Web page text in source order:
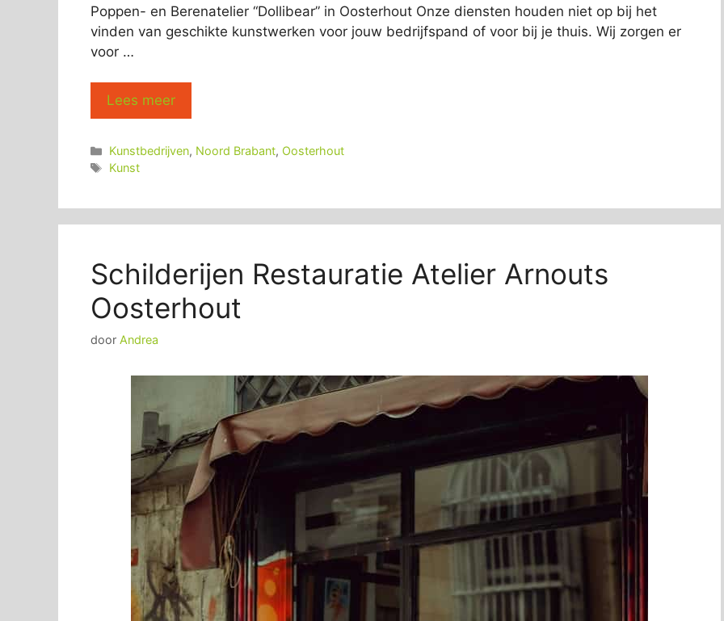
Poppen- en Berenatelier “Dollibear” in Oosterhout Onze diensten houden niet op bij het
vinden van geschikte kunstwerken voor jouw bedrijfspand of voor bij je thuis. Wij zorgen er
voor …
Lees meer
Categorieën
Kunstbedrijven, Noord Brabant, Oosterhout
Tags
Kunst
Schilderijen Restauratie Atelier Arnouts
Oosterhout
door Andrea